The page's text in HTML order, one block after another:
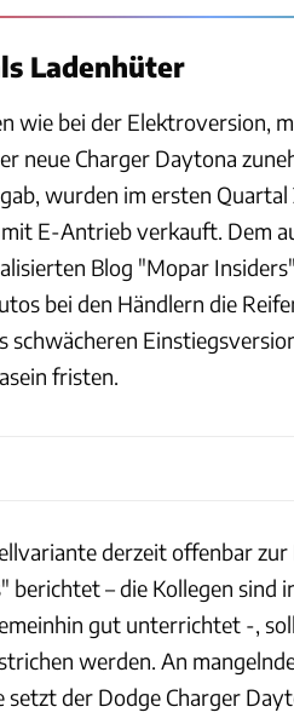
Ladenhüter
wie bei der Elektroversion,
neue Charger Daytona
wurden im ersten Quartal
mit E-Antrieb verkauft. Dem
Blog "Mopar
bei den Händlern die
fristen.
derzeit offenbar
berichtet – die Kollegen sind
gut unterrichtet -,
werden. An
der Dodge Charger